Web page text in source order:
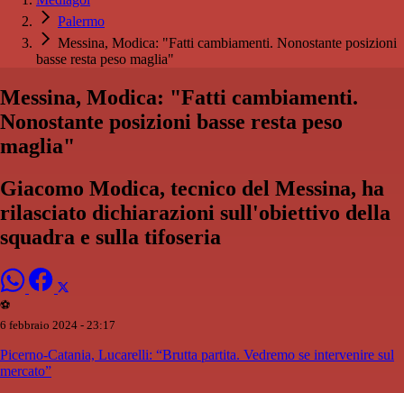
Palermo
Messina, Modica: "Fatti cambiamenti. Nonostante posizioni
basse resta peso maglia"
Messina, Modica: "Fatti cambiamenti.
Nonostante posizioni basse resta peso
maglia"
Giacomo Modica, tecnico del Messina, ha
rilasciato dichiarazioni sull'obiettivo della
squadra e sulla tifoseria
⚽️
6 febbraio 2024 - 23:17
Picerno-Catania, Lucarelli: “Brutta partita. Vedremo se intervenire sul
mercato”